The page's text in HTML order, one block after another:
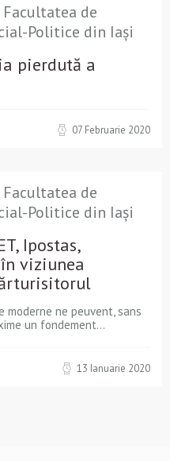
Facultatea de
Politice din Iași
pierdută a
07 Februarie 2020
Facultatea de
Politice din Iași
Ipostas,
viziunea
moderne ne peuvent, sans
un fondement...
13 Ianuarie 2020